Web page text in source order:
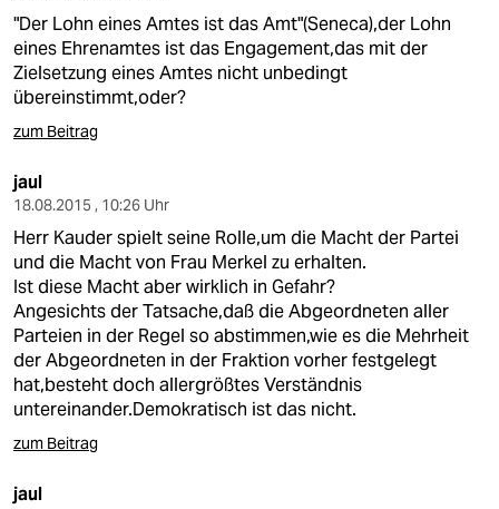
"Der Lohn eines Amtes ist das Amt"(Seneca),der Lohn
eines Ehrenamtes ist das Engagement,das mit der
Zielsetzung eines Amtes nicht unbedingt
übereinstimmt,oder?
zum Beitrag
jaul
18.08.2015 , 10:26 Uhr
Herr Kauder spielt seine Rolle,um die Macht der Partei
und die Macht von Frau Merkel zu erhalten.
Ist diese Macht aber wirklich in Gefahr?
Angesichts der Tatsache,daß die Abgeordneten aller
Parteien in der Regel so abstimmen,wie es die Mehrheit
der Abgeordneten in der Fraktion vorher festgelegt
hat,besteht doch allergrößtes Verständnis
untereinander.Demokratisch ist das nicht.
zum Beitrag
jaul